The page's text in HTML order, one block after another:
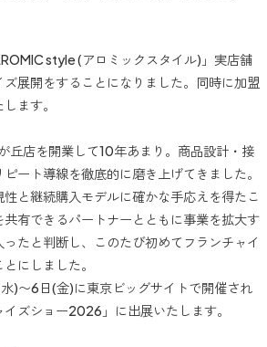
style (アロミックスタイル)」実店舗
ズ展開をすることになりました。同時に加盟
ます。
丘店を開業して10年あまり。商品設計・接
ート導線を徹底的に磨き上げてきました。
性と継続購入モデルに確かな手応えを得たこ
共有できるパートナーとともに事業を拡大す
ったと判断し、このたび初めてフランチャイ
にしました。
)〜6日(金)に東京ビッグサイトで開催され
イズショー2026」に出展いたします。